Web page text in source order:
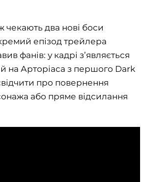
чекають два нові боси
епізод трейлера
фанів: у кадрі з’являється
на Арторіаса з першого Dark
про повернення
або пряме відсилання